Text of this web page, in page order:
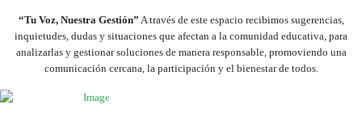
“Tu Voz, Nuestra Gestión” A través de este espacio recibimos sugerencias,
inquietudes, dudas y situaciones que afectan a la comunidad educativa, para
analizarlas y gestionar soluciones de manera responsable, promoviendo una
comunicación cercana, la participación y el bienestar de todos.